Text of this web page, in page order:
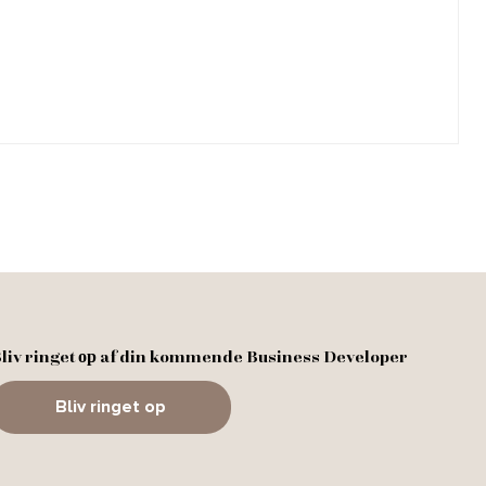
ringet ор af din kommende Business Developer
Bliv ringet op